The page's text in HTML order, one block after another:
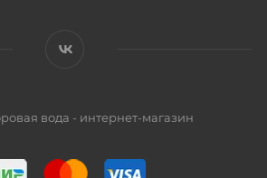
вода - интернет-магазин